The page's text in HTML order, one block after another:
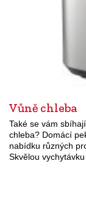
Vůně chleba
Také se vám
chleba? Domácí
nabídku různých
Skvělou